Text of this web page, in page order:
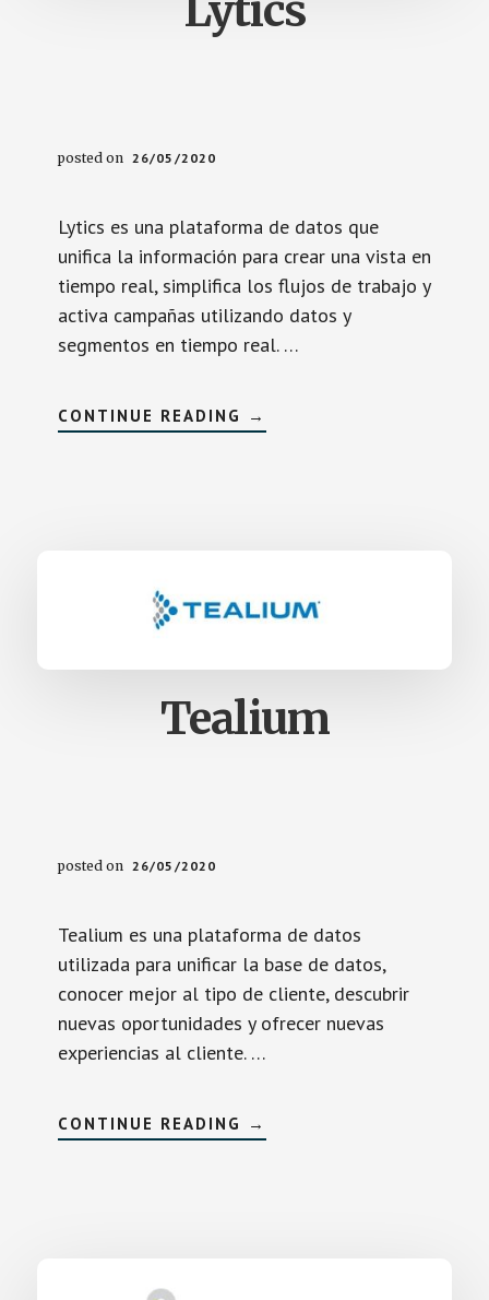
posted on 26/05/2020
Lytics es una plataforma de datos que
unifica la información para crear una vista en
tiempo real, simplifica los flujos de trabajo y
activa campañas utilizando datos y
segmentos en tiempo real. …
CONTINUE READING SOBRELYTICS
→
Tealium
posted on 26/05/2020
Tealium es una plataforma de datos
utilizada para unificar la base de datos,
conocer mejor al tipo de cliente, descubrir
nuevas oportunidades y ofrecer nuevas
experiencias al cliente. …
CONTINUE READING SOBRETEALIUM
→